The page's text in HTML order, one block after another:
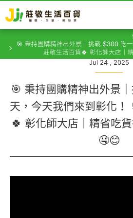
🎯 秉持團購精神出外景｜挑戰 $300 吃
莊敬生活百貨🍀 彰化師大店｜
Jul 24 , 2025
🎯 秉持團購精神出外景
天，今天我們來到彰化！
🍀 彰化師大店｜精省吃
🤤😊